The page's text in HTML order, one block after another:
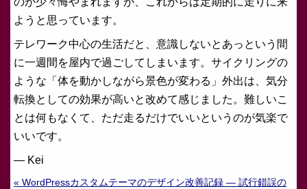
ようと思っています。
テレワーク中心の生活だと、意識しないとあっという間
に一週間を屋内で過ごしてしまいます。サイクリングの
ような「体を動かしながら景色が変わる」外出は、気分
転換としての効果が高いと改めて感じました。難しいこ
とは何もなくて、ただ走るだけでいいというのが気楽で
いいです。
— Kei
« WordPressカスタムテーマのデザイン改善記録 — 試行錯誤の